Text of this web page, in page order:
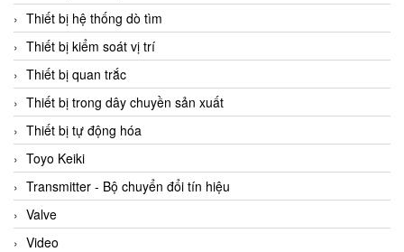
Thiết bị hệ thống dò tìm
Thiết bị kiểm soát vị trí
Thiết bị quan trắc
Thiết bị trong dây chuyền sản xuất
Thiết bị tự động hóa
Toyo Keiki
Transmitter - Bộ chuyển đổi tín hiệu
Valve
Video